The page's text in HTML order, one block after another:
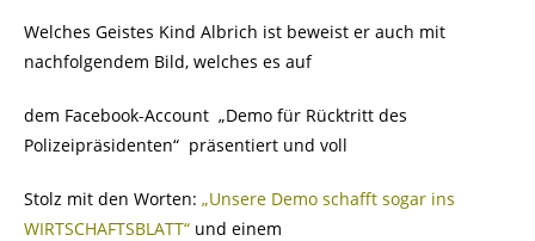
Welches Geistes Kind Albrich ist beweist er auch mit
nachfolgendem Bild, welches es auf
dem Facebook-Account „Demo für Rücktritt des
Polizeipräsidenten“ präsentiert und voll
Stolz mit den Worten: „Unsere Demo schafft sogar ins
WIRTSCHAFTSBLATT“ und einem